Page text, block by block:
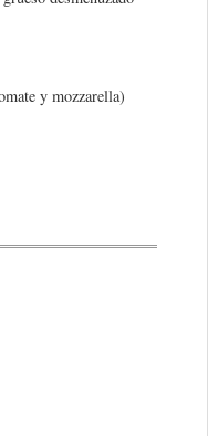
y mozzarella)